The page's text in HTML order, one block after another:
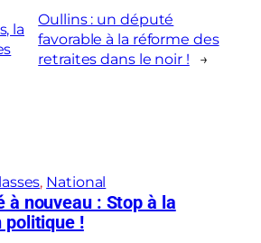
la
Oullins : un député
favorable à la réforme des
retraites dans le noir !
→
, National
à nouveau : Stop à la
politique !